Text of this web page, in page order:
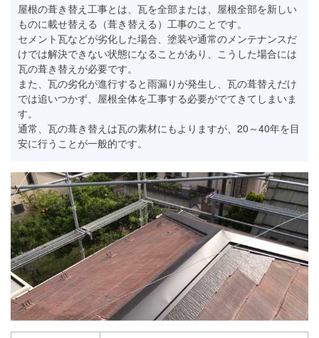
屋根の葺き替え工事とは、瓦を全部または、屋根全部を新しい
ものに載せ替える（葺き替える）工事のことです。
セメント瓦などが劣化した場合、塗装や通常のメンテナンスだ
けでは解決できない状態になることがあり、こうした場合には
瓦の葺き替えが必要です。
また、瓦の劣化が進行すると雨漏りが発生し、瓦の葺替えだけ
では追いつかず、屋根全体を工事する必要がでてきてしまいま
す。
通常、瓦の葺き替えは瓦の素材にもよりますが、20～40年を目
安に行うことが一般的です。